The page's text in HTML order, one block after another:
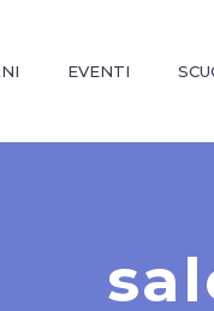
EVENTI